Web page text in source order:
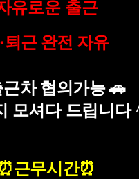
유로운 출근
퇴근 완전 자유
차 협의가능 🚗
모셔다 드립니다
⏰근무시간⏰